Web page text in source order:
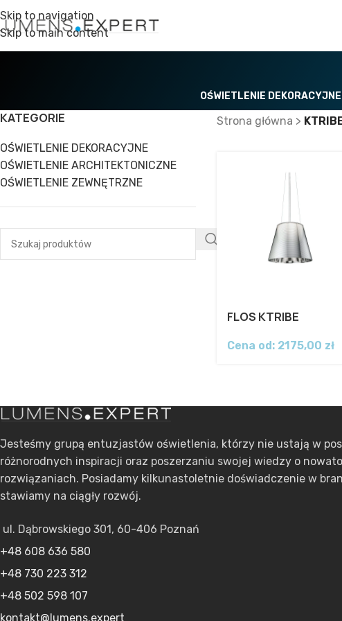
Skip to navigation
Skip to main content
OŚWIETLENIE DEKORACYJNE
KATEGORIE
OŚWIETLENIE DEKORACYJNE
OŚWIETLENIE ARCHITEKTONICZNE
OŚWIETLENIE ZEWNĘTRZNE
Strona główna >
FLOS KTRIBE
Cena od: 2175,00 zł
Jesteśmy grupą entuzjastów oświetlenia, którzy nie ustają w
różnorodnych inspiracji oraz poszerzaniu swojej wiedzy o
rozwiązaniach. Posiadamy kilkunastoletnie doświadczenie w
stawiamy na ciągły rozwój.
ul. Dąbrowskiego 301, 60-406 Poznań
+48 608 636 580
+48 730 223 312
+48 502 598 107
kontakt@lumens.expert